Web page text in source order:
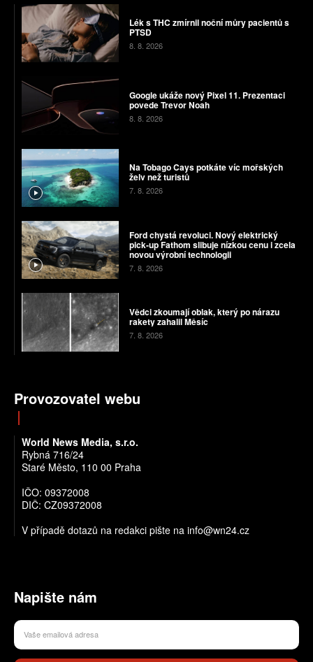
Lék s THC zmírnil noční můry pacientů s
PTSD
8. 8. 2026
Google ukáže nový Pixel 11. Prezentaci
povede Trevor Noah
8. 8. 2026
Na Tobago Cays potkáte víc mořských
želv než turistů
7. 8. 2026
Ford chystá revoluci. Nový elektrický
pick-up Fathom slibuje nízkou cenu i zcela
novou výrobní technologii
7. 8. 2026
Vědci zkoumají oblak, který po nárazu
rakety zahalil Měsíc
7. 8. 2026
Provozovatel webu
World News Media, s.r.o.
Rybná 716/24
Staré Město, 110 00 Praha
IČO: 09372008
DIČ: CZ09372008
V případě dotazů na redakci pište na info@wn24.cz
Napište nám